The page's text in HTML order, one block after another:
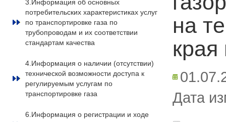
3.Информация об основных
потребительских характеристиках услуг
по транспортировке газа по
трубопроводам и их соответствии
стандартам качества
4.Информация о наличии (отсутствии)
технической возможности доступа к
регулируемым услугам по
транспортировке газа
6.Информация о регистрации и ходе
на
края
Дата